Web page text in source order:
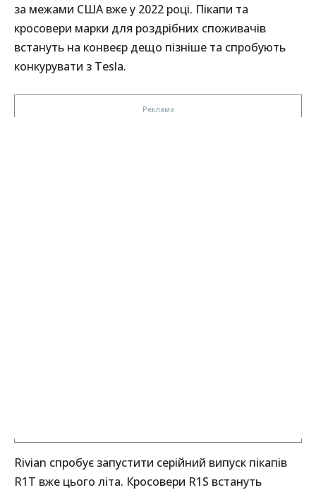
за межами США вже у 2022 році. Пікапи та
кросовери марки для роздрібних споживачів
встануть на конвеєр дещо пізніше та спробують
конкурувати з Tesla.
Rivian спробує запустити серійний випуск пікапів
R1T вже цього літа. Кросовери R1S встануть